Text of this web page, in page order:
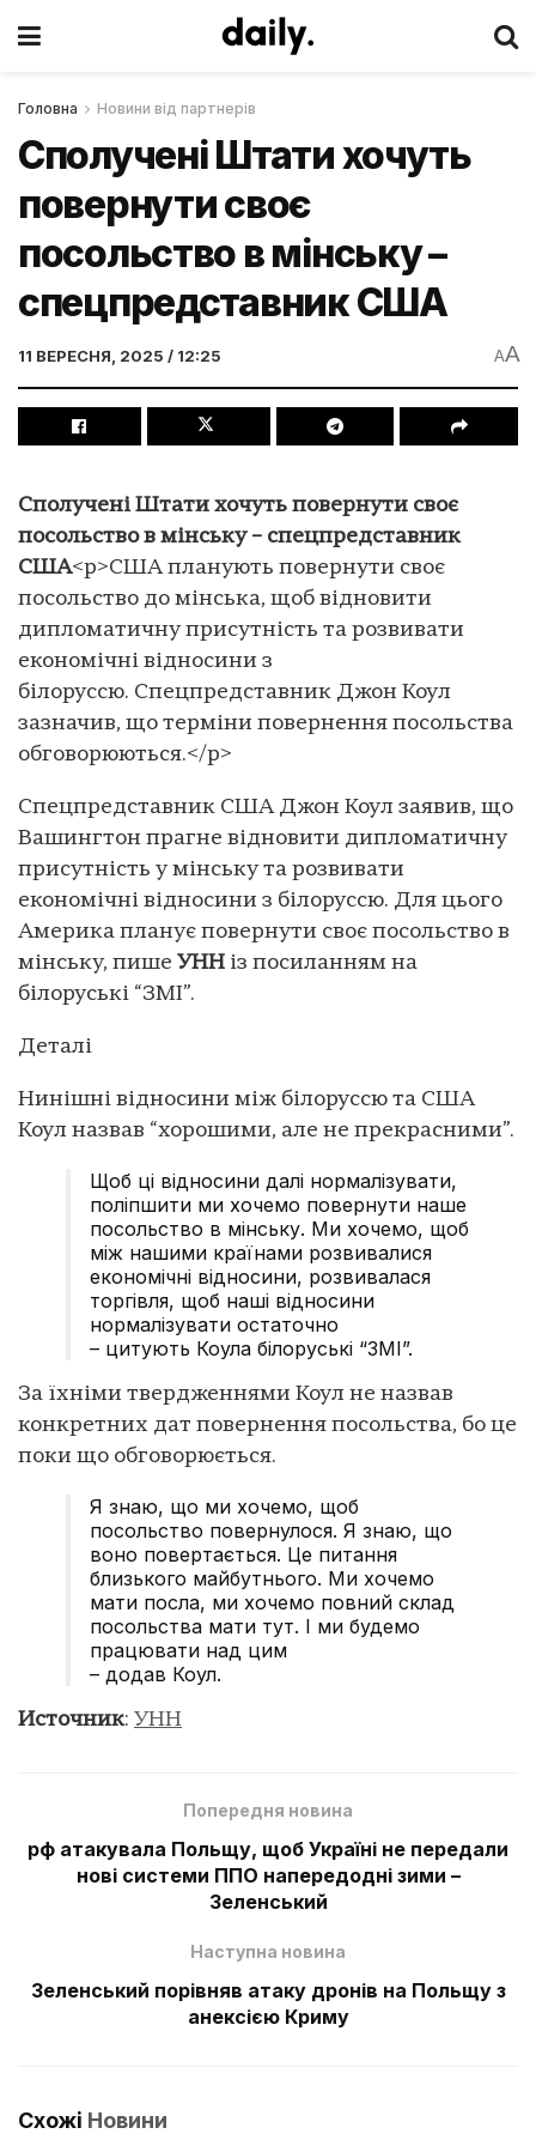
Головна Новини від партнерів
Сполучені Штати хочуть
повернути своє
посольство в мінську –
спецпредставник США
11 ВЕРЕСНЯ, 2025 / 12:25 AA
Сполучені Штати хочуть повернути своє
посольство в мінську – спецпредставник
США<p>США планують повернути своє
посольство до мінська, щоб відновити
дипломатичну присутність та розвивати
економічні відносини з
білоруссю. Спецпредставник Джон Коул
зазначив, що терміни повернення посольства
обговорюються.</p>
Спецпредставник США Джон Коул заявив, що
Вашингтон прагне відновити дипломатичну
присутність у мінську та розвивати
економічні відносини з білоруссю. Для цього
Америка планує повернути своє посольство в
мінську, пише УНН із посиланням на
білоруські “ЗМІ”.
Деталі
Нинішні відносини між білоруссю та США
Коул назвав “хорошими, але не прекрасними”.
Щоб ці відносини далі нормалізувати,
поліпшити ми хочемо повернути наше
посольство в мінську. Ми хочемо, щоб
між нашими країнами розвивалися
економічні відносини, розвивалася
торгівля, щоб наші відносини
нормалізувати остаточно
– цитують Коула білоруські “ЗМІ”.
За їхніми твердженнями Коул не назвав
конкретних дат повернення посольства, бо це
поки що обговорюється.
Я знаю, що ми хочемо, щоб
посольство повернулося. Я знаю, що
воно повертається. Це питання
близького майбутнього. Ми хочемо
мати посла, ми хочемо повний склад
посольства мати тут. І ми будемо
працювати над цим
– додав Коул.
Источник: УНН
Попередня новина
рф атакувала Польщу, щоб Україні не передали
нові системи ППО напередодні зими –
Зеленський
Наступна новина
Зеленський порівняв атаку дронів на Польщу з
анексією Криму
Схожі Новини